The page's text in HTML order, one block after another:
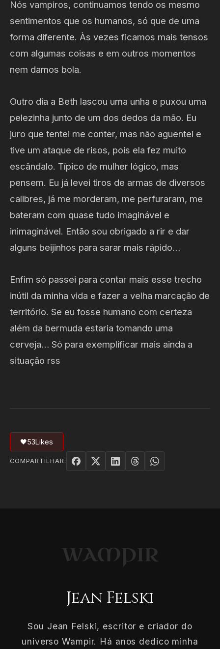
Nós vampiros, continuamos tendo os mesmo
sentimentos que os humanos, só que de uma
forma diferente. Às vezes ficamos mais tensos
com algumas coisas e em outros momentos
nem damos bola.
Outro dia a Beth lascou uma unha e puxou uma
pelezinha junto de um dos dedos da mão. Eu
juro que tentei me conter, mas não aguentei e
tive um ataque de risos, pois ela fez muito
escândalo. Típico de mulher lógico, mas
pensem. Eu já levei tiros de armas de diversos
calibres, já me morderam, me perfuraram, me
bateram com quase tudo imaginável e
inimaginável. Então sou obrigado a rir e dar
alguns beijinhos para sarar mais rápido…
Enfim só passei para contar mais esse trecho
inútil da minha vida e fazer a velha marcação de
território. Se eu fosse humano com certeza
além da bermuda estaria tomando uma
cerveja… Só para exemplificar mais ainda a
situação rss
🖤53Likes
COMPARTILHAR:
Jean Felski
Sou Jean Felski, escritor e criador do
universo Wampir. Há anos dedico minha